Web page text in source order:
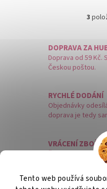
Tento web používá
3
DOPRAVA ZA
Doprava od 59 Kč.
Českou poštou.
RYCHLÉ DODÁNÍ
Objednávky
doprava je tedy
VRÁCENÍ ZBOŽÍ
Šaty vám nesedí
můžete nám je